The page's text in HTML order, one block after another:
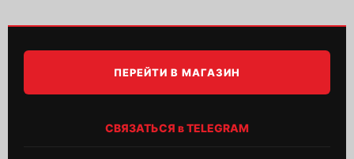
ПЕРЕЙТИ В МАГАЗИН
СВЯЗАТЬСЯ в TELEGRAM